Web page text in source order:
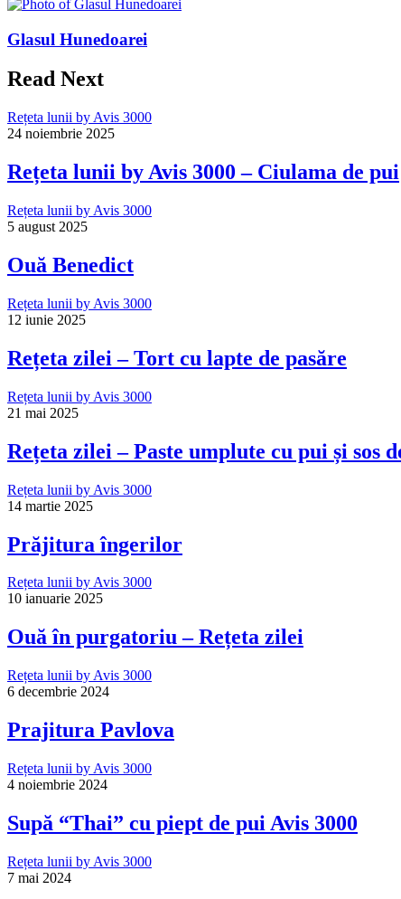
Glasul Hunedoarei
Read Next
Rețeta lunii by Avis 3000
24 noiembrie 2025
Rețeta lunii by Avis 3000 – Ciulama de pui
Rețeta lunii by Avis 3000
5 august 2025
Ouă Benedict
Rețeta lunii by Avis 3000
12 iunie 2025
Rețeta zilei – Tort cu lapte de pasăre
Rețeta lunii by Avis 3000
21 mai 2025
Rețeta zilei – Paste umplute cu pui și sos
Rețeta lunii by Avis 3000
14 martie 2025
Prăjitura îngerilor
Rețeta lunii by Avis 3000
10 ianuarie 2025
Ouă în purgatoriu – Rețeta zilei
Rețeta lunii by Avis 3000
6 decembrie 2024
Prajitura Pavlova
Rețeta lunii by Avis 3000
4 noiembrie 2024
Supă “Thai” cu piept de pui Avis 3000
Rețeta lunii by Avis 3000
7 mai 2024